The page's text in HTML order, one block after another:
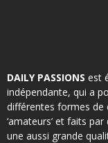
DAILY PASSIONS est
indépendante, qui a
différentes formes de
‘amateurs’ et faits
une aussi grande